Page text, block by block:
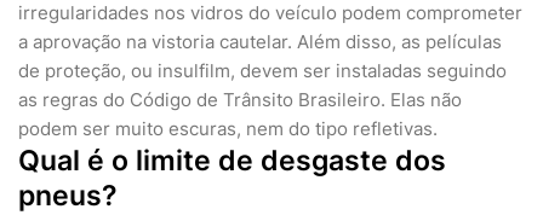
irregularidades nos vidros do veículo podem comprometer
a aprovação na vistoria cautelar. Além disso, as películas
de proteção, ou insulfilm, devem ser instaladas seguindo
as regras do Código de Trânsito Brasileiro. Elas não
podem ser muito escuras, nem do tipo refletivas.
Qual é o limite de desgaste dos
pneus?